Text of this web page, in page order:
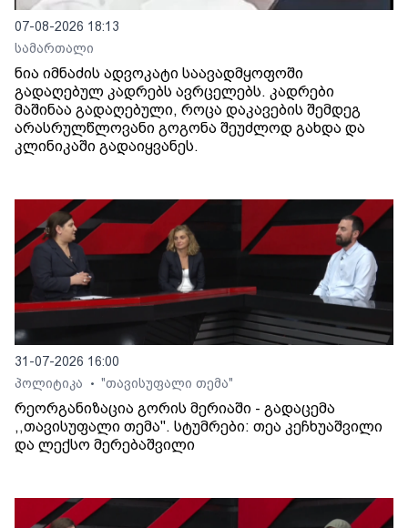
07-08-2026 18:13
სამართალი
ნია იმნაძის ადვოკატი საავადმყოფოში
გადაღებულ კადრებს ავრცელებს. კადრები
მაშინაა გადაღებული, როცა დაკავების შემდეგ
არასრულწლოვანი გოგონა შეუძლოდ გახდა და
კლინიკაში გადაიყვანეს.
31-07-2026 16:00
პოლიტიკა
• "თავისუფალი თემა"
რეორგანიზაცია გორის მერიაში - გადაცემა
,,თავისუფალი თემა". სტუმრები: თეა კეჩხუაშვილი
და ლექსო მერებაშვილი